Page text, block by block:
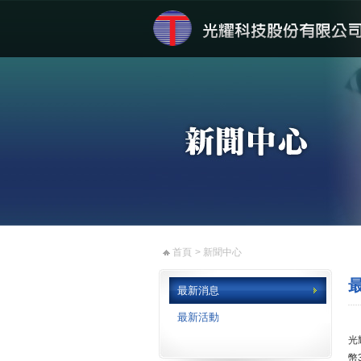
首頁 > 新聞中心
最新消息
最新活動
光
幣